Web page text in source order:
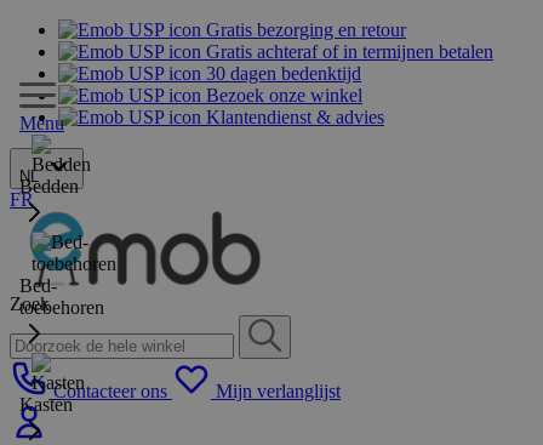
Gratis bezorging en retour
Gratis achteraf of in termijnen betalen
30 dagen bedenktijd
Bezoek onze winkel
Klantendienst & advies
NL
FR
Zoek
Contacteer ons Mijn verlanglijst
Menu
Bedden
Bed-
toebehoren
Kasten